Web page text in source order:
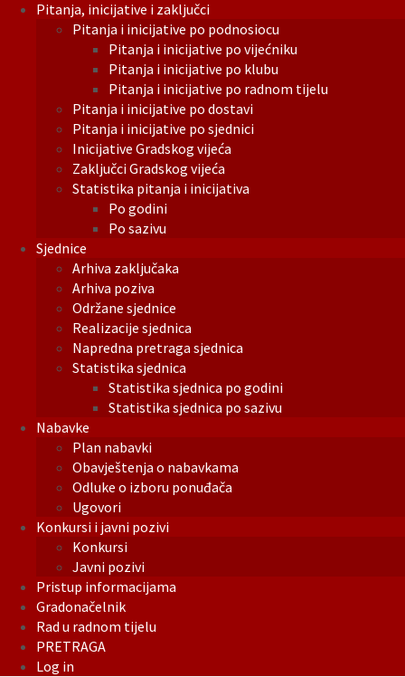
Pitanja, inicijative i zaključci
Pitanja i inicijative po podnosiocu
Pitanja i inicijative po vijećniku
Pitanja i inicijative po klubu
Pitanja i inicijative po radnom tijelu
Pitanja i inicijative po dostavi
Pitanja i inicijative po sjednici
Inicijative Gradskog vijeća
Zaključci Gradskog vijeća
Statistika pitanja i inicijativa
Po godini
Po sazivu
Sjednice
Arhiva zaključaka
Arhiva poziva
Održane sjednice
Realizacije sjednica
Napredna pretraga sjednica
Statistika sjednica
Statistika sjednica po godini
Statistika sjednica po sazivu
Nabavke
Plan nabavki
Obavještenja o nabavkama
Odluke o izboru ponuđača
Ugovori
Konkursi i javni pozivi
Konkursi
Javni pozivi
Pristup informacijama
Gradonačelnik
Rad u radnom tijelu
PRETRAGA
Log in